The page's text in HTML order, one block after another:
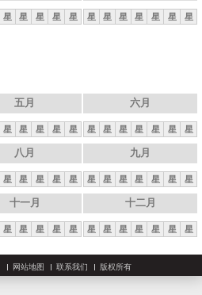
星 星 星 星 星 星 星 星 星 星 星 星
五月
星 星 星 星 星
六月
星 星 星 星 星 星 星
八月
星 星 星 星 星
九月
星 星 星 星 星 星 星
十一月
星 星 星 星 星
十二月
星 星 星 星 星 星 星
网站地图 联系我们 版权所有